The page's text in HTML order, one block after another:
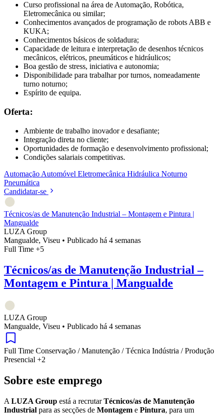
Curso profissional na área de Automação, Robótica,
Eletromecânica ou similar;
Conhecimentos avançados de programação de robots ABB e
KUKA;
Conhecimentos básicos de soldadura;
Capacidade de leitura e interpretação de desenhos técnicos
mecânicos, elétricos, pneumáticos e hidráulicos;
Boa gestão de stress, iniciativa e autonomia;
Disponibilidade para trabalhar por turnos, nomeadamente
turno noturno;
Espírito de equipa.
Oferta:
Ambiente de trabalho inovador e desafiante;
Integração direta no cliente;
Oportunidades de formação e desenvolvimento profissional;
Condições salariais competitivas.
Automação Automóvel Eletromecânica Hidráulica Noturno
Pneumática
Candidatar-se
Técnicos/as de Manutenção Industrial – Montagem e Pintura |
Mangualde
LUZA Group
Mangualde, Viseu • Publicado há 4 semanas
Full Time +5
Técnicos/as de Manutenção Industrial –
Montagem e Pintura | Mangualde
LUZA Group
Mangualde, Viseu • Publicado há 4 semanas
Full Time Conservação / Manutenção / Técnica Indústria / Produção
Presencial +2
Sobre este emprego
A LUZA Group está a recrutarTécnicos/as de Manutenção
Industrial para as secções de Montagem e Pintura, para um